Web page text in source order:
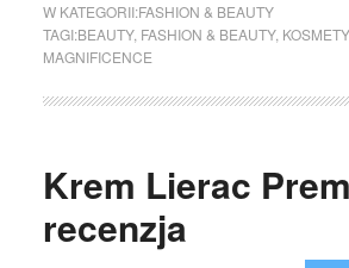
W KATEGORII:FASHION & BEAUTY
TAGI:BEAUTY, FASHION & BEAUTY,
MAGNIFICENCE
Krem Lierac
recenzja